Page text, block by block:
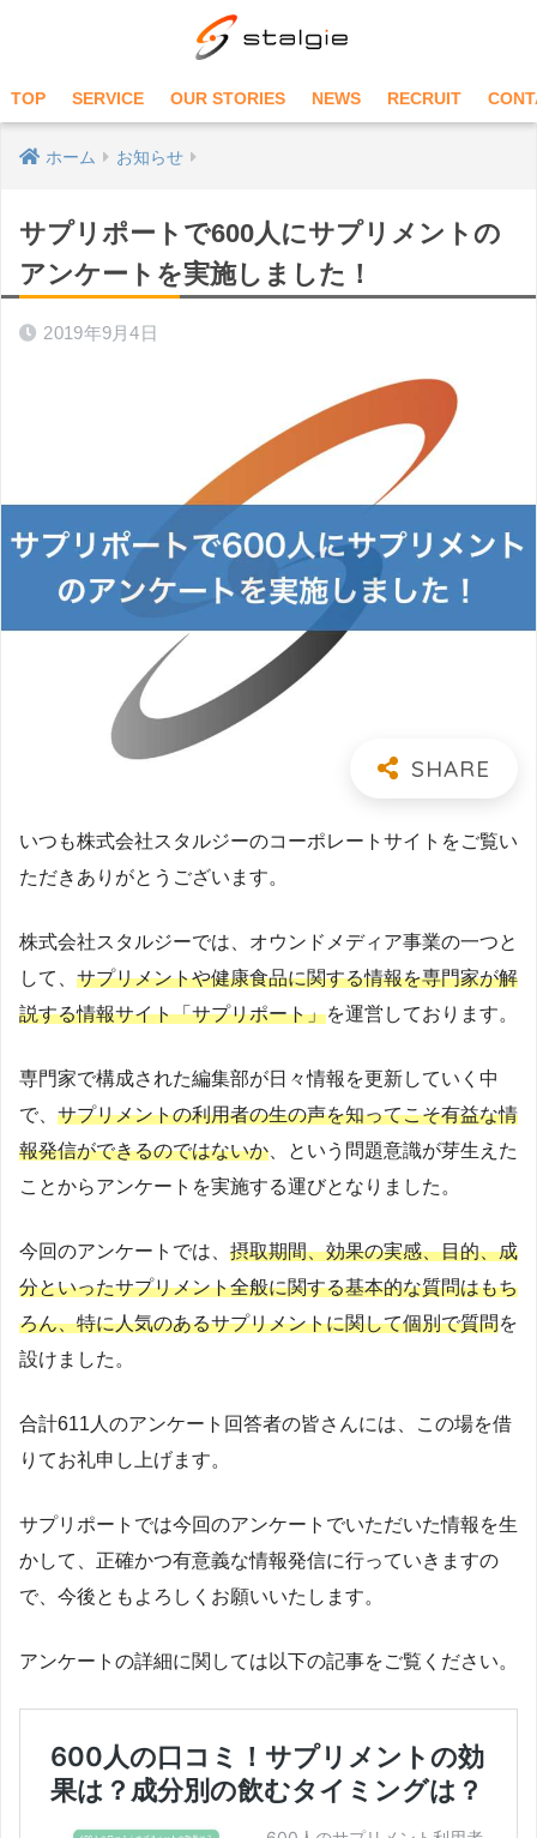
TOP SERVICE OUR STORIES NEWS RECRUIT
ホーム お知らせ
サプリポートで600人にサプリメントの
アンケートを実施しました！
2019年9月4日
いつも株式会社スタルジーのコーポレートサイトをご覧い
ただきありがとうございます。
株式会社スタルジーでは、オウンドメディア事業の一つと
して、 サプリメントや健康食品に関する情報を専門家が解
説する情報サイト「サプリポート」を運営しております。
専門家で構成された編集部が日々情報を更新していく中
で、 サプリメントの利用者の生の声を知ってこそ有益な情
報発信ができるのではないか 、という問題意識が芽生えた
ことからアンケートを実施する運びとなりました。
今回のアンケートでは、 摂取期間、効果の実感、目的、成
分といったサプリメント全般に関する基本的な質問はもち
ろん、特に人気のあるサプリメントに関して個別で質問を
設けました。
合計611人のアンケート回答者の皆さんには、この場を借
りてお礼申し上げます。
サプリポートでは今回のアンケートでいただいた情報を生
かして、正確かつ有意義な情報発信に行っていきますの
で、今後ともよろしくお願いいたします。
アンケートの詳細に関しては以下の記事をご覧ください。